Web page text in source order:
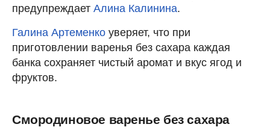
предупреждает Алина Калинина.
Галина Артеменко уверяет, что при
приготовлении варенья без сахара каждая
банка сохраняет чистый аромат и вкус ягод и
фруктов.
Смородиновое варенье без сахара